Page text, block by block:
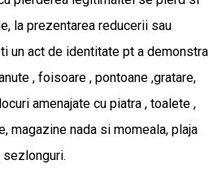
la prezentarea reducerii sau
un act de identitate pt a demonstra
, foisoare , pontoane ,gratare,
amenajate cu piatra , toalete ,
magazine nada si momeala, plaja
sezlonguri.